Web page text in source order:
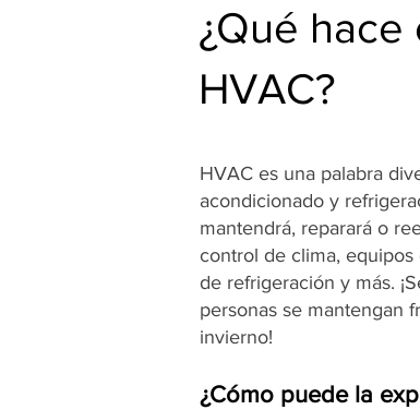
¿Qué
HVAC?
HVAC es una palabra
acondicionado y
mantendrá, reparará o
control de clima,
de refrigeración y más.
personas se mantengan
invierno!
¿Cómo puede la